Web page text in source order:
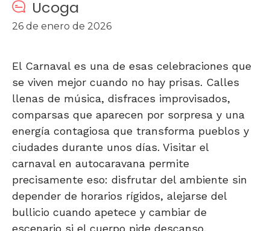
Ucoga
26 de enero de 2026
El Carnaval es una de esas celebraciones que
se viven mejor cuando no hay prisas. Calles
llenas de música, disfraces improvisados,
comparsas que aparecen por sorpresa y una
energía contagiosa que transforma pueblos y
ciudades durante unos días. Visitar el
carnaval en autocaravana permite
precisamente eso: disfrutar del ambiente sin
depender de horarios rígidos, alejarse del
bullicio cuando apetece y cambiar de